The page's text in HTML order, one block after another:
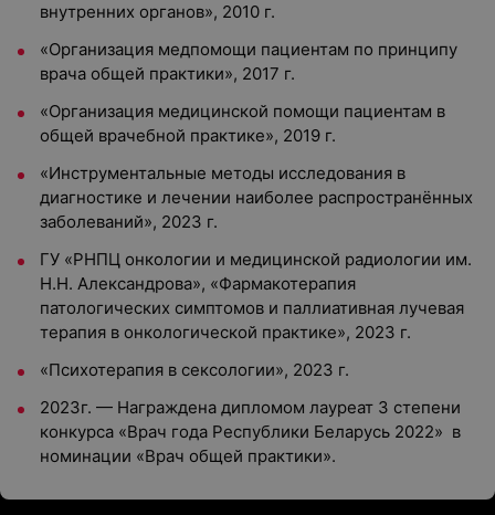
внутренних органов», 2010 г.
«Организация медпомощи пациентам по принципу
врача общей практики», 2017 г.
«Организация медицинской помощи пациентам в
общей врачебной практике», 2019 г.
«Инструментальные методы исследования в
диагностике и лечении наиболее распространённых
заболеваний», 2023 г.
ГУ «РНПЦ онкологии и медицинской радиологии им.
Н.Н. Александрова», «Фармакотерапия
патологических симптомов и паллиативная лучевая
терапия в онкологической практике», 2023 г.
«Психотерапия в сексологии», 2023 г.
2023г. — Награждена дипломом лауреат 3 степени
конкурса «Врач года Республики Беларусь 2022» в
номинации «Врач общей практики».